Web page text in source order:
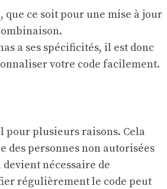
ce soit pour une mise à jour
a ses spécificités, il est donc
votre code facilement.
pour plusieurs raisons. Cela
des personnes non autorisées
nécessaire de
régulièrement le code peut